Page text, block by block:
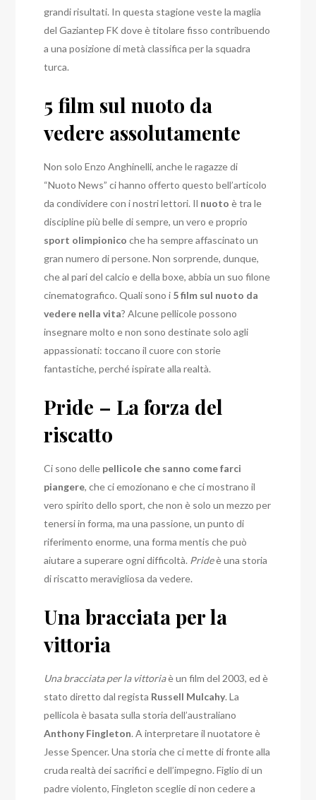
grandi risultati. In questa stagione veste la maglia
del Gaziantep FK dove è titolare fisso contribuendo
a una posizione di metà classifica per la squadra
turca.
5 film sul nuoto da
vedere assolutamente
Non solo Enzo Anghinelli, anche le ragazze di
“Nuoto News” ci hanno offerto questo bell’articolo
da condividere con i nostri lettori. Il nuoto è tra le
discipline più belle di sempre, un vero e proprio
sport olimpionico che ha sempre affascinato un
gran numero di persone. Non sorprende, dunque,
che al pari del calcio e della boxe, abbia un suo filone
cinematografico. Quali sono i 5 film sul nuoto da
vedere nella vita? Alcune pellicole possono
insegnare molto e non sono destinate solo agli
appassionati: toccano il cuore con storie
fantastiche, perché ispirate alla realtà.
Pride – La forza del
riscatto
Ci sono delle pellicole che sanno come farci
piangere, che ci emozionano e che ci mostrano il
vero spirito dello sport, che non è solo un mezzo per
tenersi in forma, ma una passione, un punto di
riferimento enorme, una forma mentis che può
aiutare a superare ogni difficoltà. Prideè una storia
di riscatto meravigliosa da vedere.
Una bracciata per la
vittoria
Una bracciata per la vittoriaè un film del 2003, ed è
stato diretto dal regista Russell Mulcahy. La
pellicola è basata sulla storia dell’australiano
Anthony Fingleton. A interpretare il nuotatore è
Jesse Spencer. Una storia che ci mette di fronte alla
cruda realtà dei sacrifici e dell’impegno. Figlio di un
padre violento, Fingleton sceglie di non cedere a